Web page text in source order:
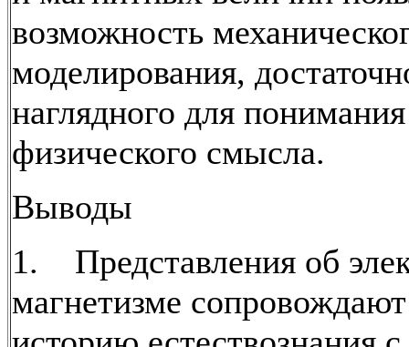
возможность
моделирования,
наглядного для
физического смысла.
Выводы
1. Представления об
магнетизме